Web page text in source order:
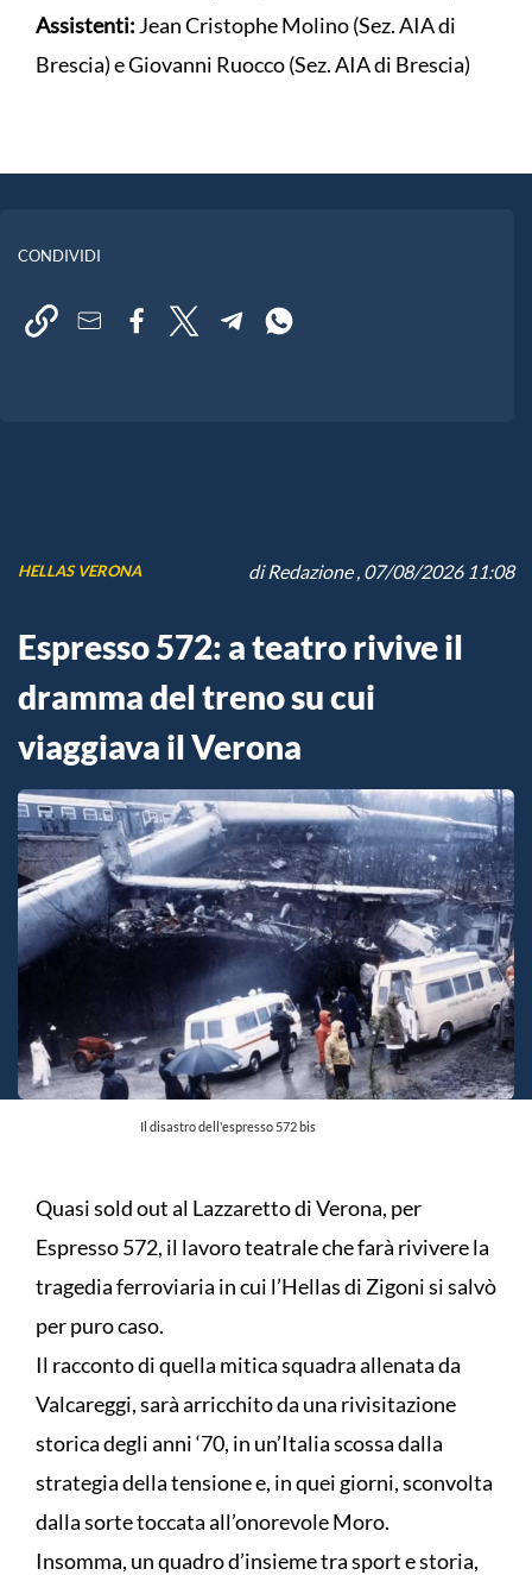
Assistenti: Jean Cristophe Molino (Sez. AIA di
Brescia) e Giovanni Ruocco (Sez. AIA di Brescia)
CONDIVIDI
HELLAS VERONA diRedazione, 07/08/2026 11:08
Espresso 572: a teatro rivive il
dramma del treno su cui
viaggiava il Verona
Il disastro dell'espresso 572 bis
Quasi sold out al Lazzaretto di Verona, per
Espresso 572, il lavoro teatrale che farà rivivere la
tragedia ferroviaria in cui l’Hellas di Zigoni si salvò
per puro caso.
Il racconto di quella mitica squadra allenata da
Valcareggi, sarà arricchito da una rivisitazione
storica degli anni ‘70, in un’Italia scossa dalla
strategia della tensione e, in quei giorni, sconvolta
dalla sorte toccata all’onorevole Moro.
Insomma, un quadro d’insieme tra sport e storia,